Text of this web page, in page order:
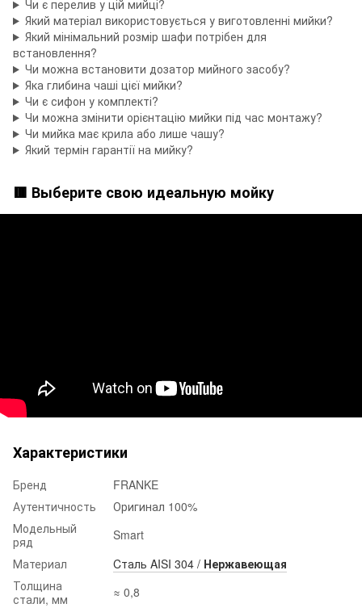
Чи є перелив у цій мийці?
Який матеріал використовується у виготовленні мийки?
Який мінімальний розмір шафи потрібен для
встановлення?
Чи можна встановити дозатор мийного засобу?
Яка глибина чаші цієї мийки?
Чи є сифон у комплекті?
Чи можна змінити орієнтацію мийки під час монтажу?
Чи мийка має крила або лише чашу?
Який термін гарантії на мийку?
🟥 Выберите свою идеальную мойку
Характеристики
Бренд
FRANKE
Аутентичность
Оригинал 100%
Модельный
ряд
Smart
Материал
Cталь AISI 304 / Нержавеющая
Толщина
стали, мм
≈ 0,8